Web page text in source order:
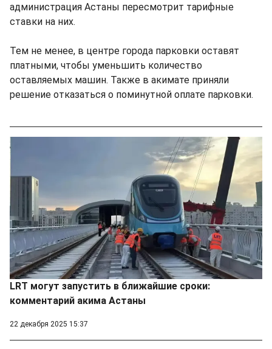
администрация Астаны пересмотрит тарифные
ставки на них.
Тем не менее, в центре города парковки оставят
платными, чтобы уменьшить количество
оставляемых машин. Также в акимате приняли
решение отказаться о поминутной оплате парковки.
LRT могут запустить в ближайшие сроки:
комментарий акима Астаны
22 декабря 2025 15:37